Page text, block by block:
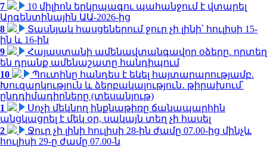
7
10 միլիոն երկրպագու պահանջում է վտարել
Արգենտինային ԱԱ-2026-ից
8
Տասնյակ հասցեներում ջուր չի լինի՝ հուլիսի 15-
ին և 16-ին
9
Հայաստանի ամենավտանգավոր օձերը. որտեղ
են դրանք ամենաշատը հանդիպում
10
Պուտինը հանդես է եկել հայտարարությամբ.
Խուզարկություն և ձերբակալություն․ թիրախում՝
ընդդիմադիրները (տեսանյութ)
1
Սոչի մեկնող ինքնաթիռը ճանապարհին
անցկացրել է մեկ օր, սակայն տեղ չի հասել
2
Ջուր չի լինի հուլիսի 28-ին ժամը 07.00-ից մինչև
հուլիսի 29-ը ժամը 07.00-ն